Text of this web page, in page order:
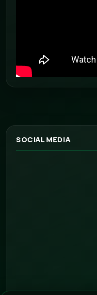
SOCIAL MEDIA